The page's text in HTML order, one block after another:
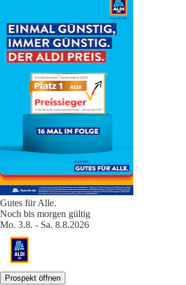
Gutes für Alle.
Noch bis morgen gültig
Mo. 3.8. - Sa. 8.8.2026
Prospekt öffnen